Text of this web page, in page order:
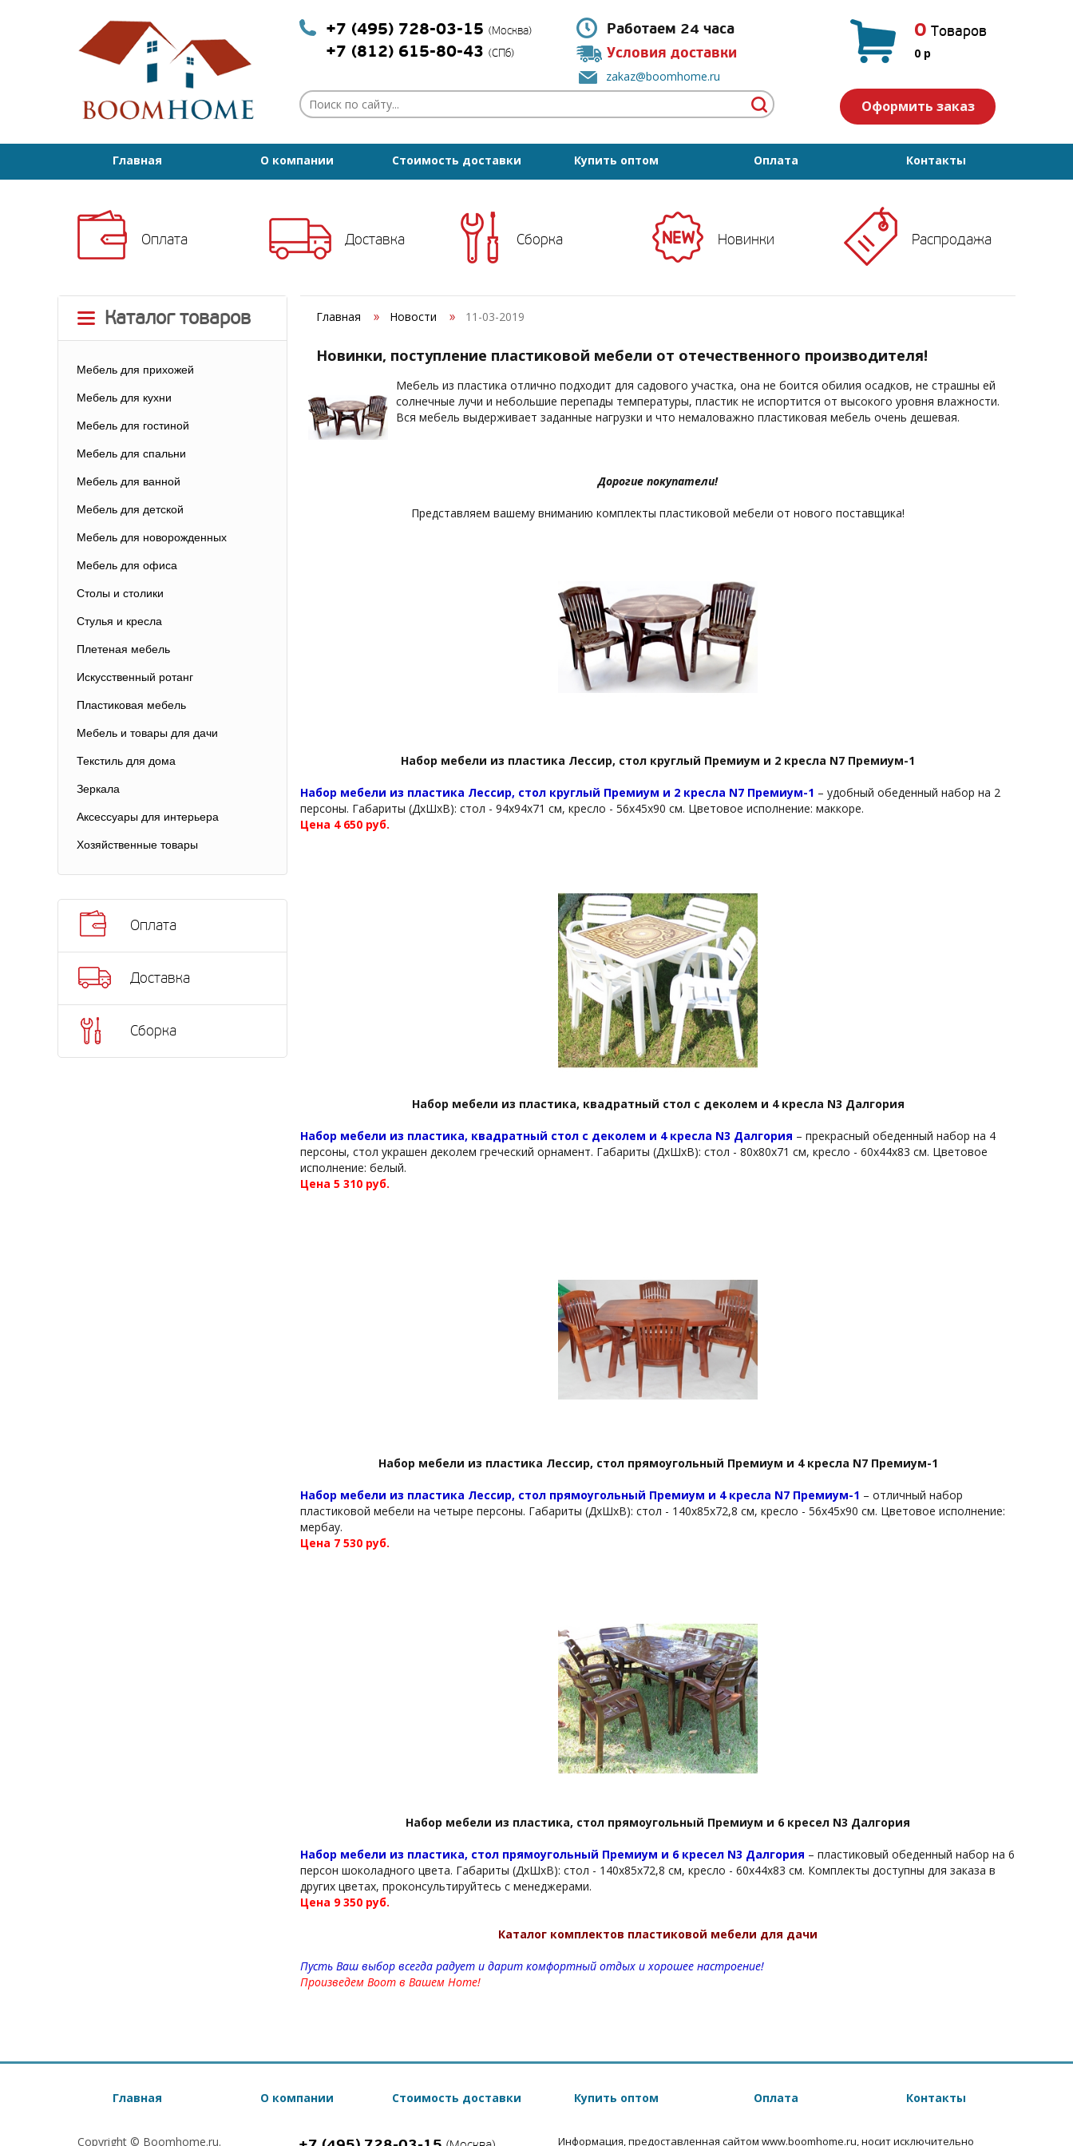
+7 (495) 728-03-15 (Москва)
+7 (812) 615-80-43 (СПб)
Работаем 24 часа
Условия доставки
zakaz@boomhome.ru
0 Товаров
0 p
Оформить заказ
Главная О компании Стоимость доставки Купить оптом Оплата Контакты
Оплата Доставка Сборка Новинки Распродажа
Каталог товаров
Мебель для прихожей
Мебель для кухни
Мебель для гостиной
Мебель для спальни
Мебель для ванной
Мебель для детской
Мебель для новорожденных
Мебель для офиса
Столы и столики
Стулья и кресла
Плетеная мебель
Искусственный ротанг
Пластиковая мебель
Мебель и товары для дачи
Текстиль для дома
Зеркала
Аксессуары для интерьера
Хозяйственные товары
Оплата
Доставка
Сборка
Главная Новости 11-03-2019
Новинки, поступление пластиковой мебели от отечественного производителя!
Мебель из пластика отлично подходит для садового участка, она не боится обилия осадков, не страшны ей
солнечные лучи и небольшие перепады температуры, пластик не испортится от высокого уровня влажности.
Вся мебель выдерживает заданные нагрузки и что немаловажно пластиковая мебель очень дешевая.
Дорогие покупатели!
Представляем вашему вниманию комплекты пластиковой мебели от нового поставщика!
Набор мебели из пластика Лессир, стол круглый Премиум и 2 кресла N7 Премиум-1
Набор мебели из пластика Лессир, стол круглый Премиум и 2 кресла N7 Премиум-1 – удобный обеденный набор на 2
персоны. Габариты (ДхШхВ): стол - 94x94x71 см, кресло - 56х45х90 см. Цветовое исполнение: маккоре.
Цена 4 650 руб.
Набор мебели из пластика, квадратный стол с деколем и 4 кресла N3 Далгория
Набор мебели из пластика, квадратный стол с деколем и 4 кресла N3 Далгория – прекрасный обеденный набор на 4
персоны, стол украшен деколем греческий орнамент. Габариты (ДхШхВ): стол - 80x80x71 см, кресло - 60х44х83 см. Цветовое
исполнение: белый.
Цена 5 310 руб.
Набор мебели из пластика Лессир, стол прямоугольный Премиум и 4 кресла N7 Премиум-1
Набор мебели из пластика Лессир, стол прямоугольный Премиум и 4 кресла N7 Премиум-1 – отличный набор
пластиковой мебели на четыре персоны. Габариты (ДхШхВ): стол - 140x85x72,8 см, кресло - 56х45х90 см. Цветовое исполнение:
мербау.
Цена 7 530 руб.
Набор мебели из пластика, стол прямоугольный Премиум и 6 кресел N3 Далгория
Набор мебели из пластика, стол прямоугольный Премиум и 6 кресел N3 Далгория – пластиковый обеденный набор на 6
персон шоколадного цвета. Габариты (ДхШхВ): стол - 140x85x72,8 см, кресло - 60х44х83 см. Комплекты доступны для заказа в
других цветах, проконсультируйтесь с менеджерами.
Цена 9 350 руб.
Каталог комплектов пластиковой мебели для дачи
Пусть Ваш выбор всегда радует и дарит комфортный отдых и хорошее настроение!
Произведем Boom в Вашем Home!
Главная О компании Стоимость доставки Купить оптом Оплата Контакты
Copyright © Boomhome.ru. Информация, предоставленная сайтом www.boomhome.ru, носит исключительно